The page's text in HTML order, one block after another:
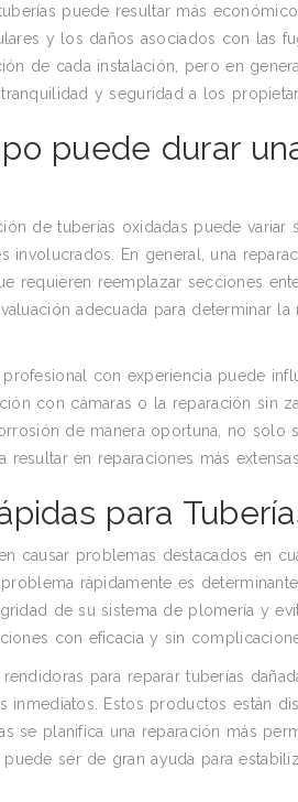
puede resultar más
y los daños asociados con las
de cada instalación, pero en
y seguridad a los
puede durar
de tuberías oxidadas puede
involucrados. En general, una
requieren reemplazar secciones
adecuada para determinar
con experiencia puede
con cámaras o la reparación sin
de manera oportuna, no solo
en reparaciones más
para
causar problemas destacados en
rápidamente es
de su sistema de plomería y
con eficacia y sin
para reparar tuberías
inmediatos. Estos productos están
se planifica una reparación más
ser de gran ayuda para